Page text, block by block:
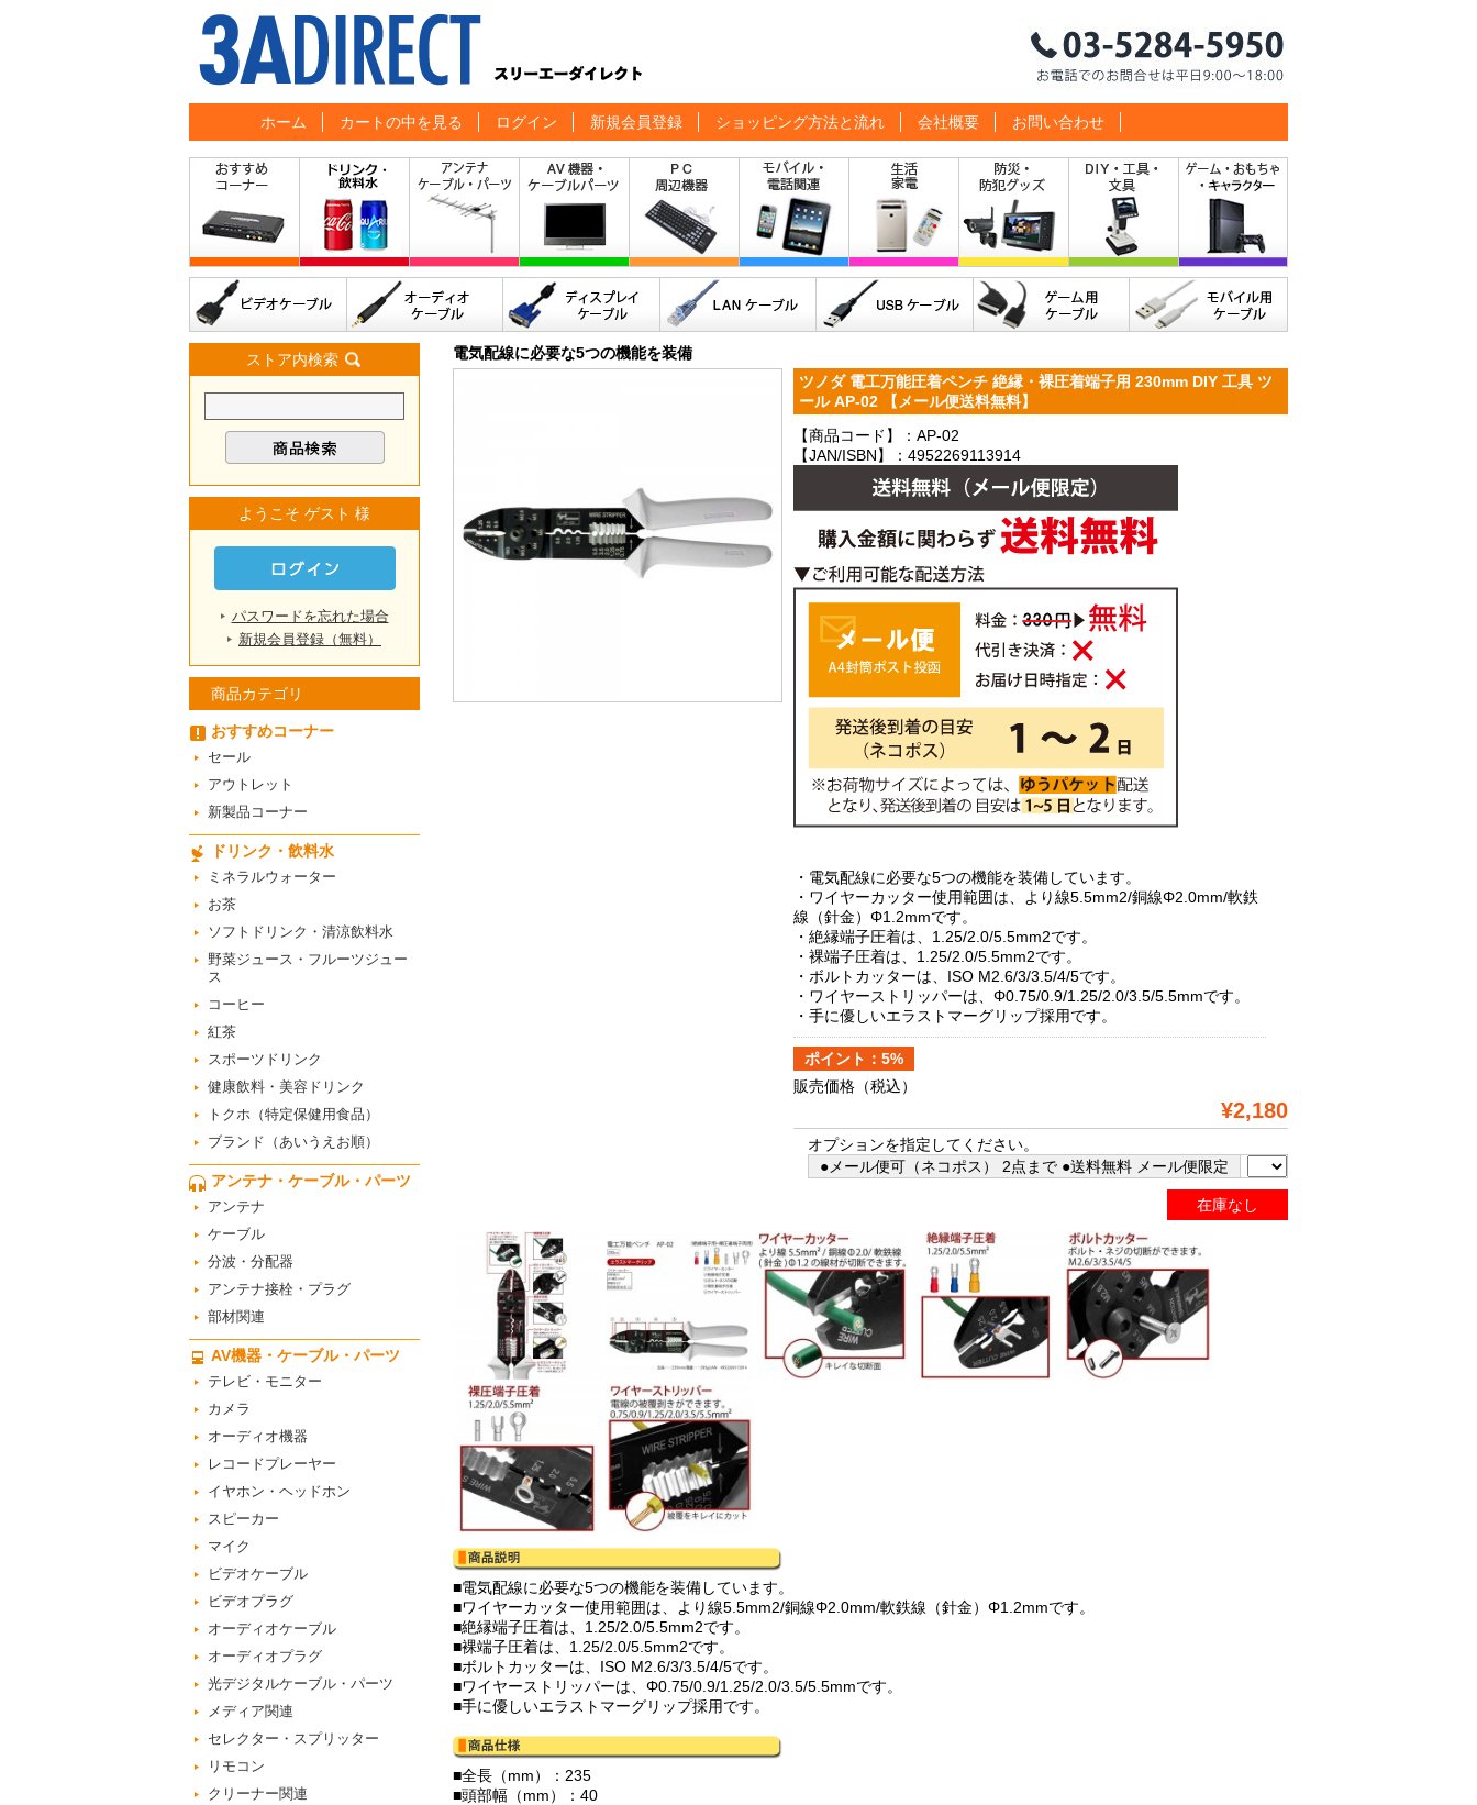
ホーム カートの中を見る ログイン 新規会員登録 ショッピング方法と流れ 会社概要 お問い合わせ
ストア内検索
ようこそ ゲスト 様
パスワードを忘れた場合
新規会員登録（無料）
商品カテゴリ
おすすめコーナー
セール
アウトレット
新製品コーナー
ドリンク・飲料水
ミネラルウォーター
お茶
ソフトドリンク・清涼飲料水
野菜ジュース・フルーツジュー
ス
コーヒー
紅茶
スポーツドリンク
健康飲料・美容ドリンク
トクホ（特定保健用食品）
ブランド（あいうえお順）
アンテナ・ケーブル・パーツ
アンテナ
ケーブル
分波・分配器
アンテナ接栓・プラグ
部材関連
AV機器・ケーブル・パーツ
テレビ・モニター
カメラ
オーディオ機器
レコードプレーヤー
イヤホン・ヘッドホン
スピーカー
マイク
ビデオケーブル
ビデオプラグ
オーディオケーブル
オーディオプラグ
光デジタルケーブル・パーツ
メディア関連
セレクター・スプリッター
リモコン
クリーナー関連
電気配線に必要な5つの機能を装備
ツノダ 電工万能圧着ペンチ 絶縁・裸圧着端子用 230mm DIY 工具 ツ
ール AP-02 【メール便送料無料】
【商品コード】：AP-02
【JAN/ISBN】：4952269113914
・電気配線に必要な5つの機能を装備しています。
・ワイヤーカッター使用範囲は、より線5.5mm2/銅線Φ2.0mm/軟鉄
線（針金）Φ1.2mmです。
・絶縁端子圧着は、1.25/2.0/5.5mm2です。
・裸端子圧着は、1.25/2.0/5.5mm2です。
・ボルトカッターは、ISO M2.6/3/3.5/4/5です。
・ワイヤーストリッパーは、Φ0.75/0.9/1.25/2.0/3.5/5.5mmです。
・手に優しいエラストマーグリップ採用です。
ポイント：5%
販売価格 （税込）
¥2,180
オプションを指定してください。
●メール便可（ネコポス） 2点まで ●送料無料 メール便限定
在庫なし
■電気配線に必要な5つの機能を装備しています。
■ワイヤーカッター使用範囲は、より線5.5mm2/銅線Φ2.0mm/軟鉄線（針金）Φ1.2mmです。
■絶縁端子圧着は、1.25/2.0/5.5mm2です。
■裸端子圧着は、1.25/2.0/5.5mm2です。
■ボルトカッターは、ISO M2.6/3/3.5/4/5です。
■ワイヤーストリッパーは、Φ0.75/0.9/1.25/2.0/3.5/5.5mmです。
■手に優しいエラストマーグリップ採用です。
■全長（mm）：235
■頭部幅（mm）：40